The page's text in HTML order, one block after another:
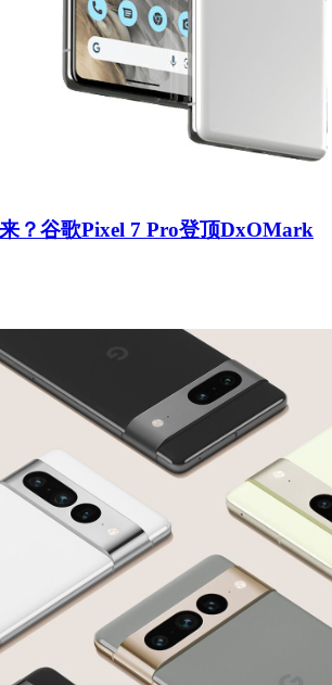
？谷歌Pixel 7 Pro登顶DxOMark